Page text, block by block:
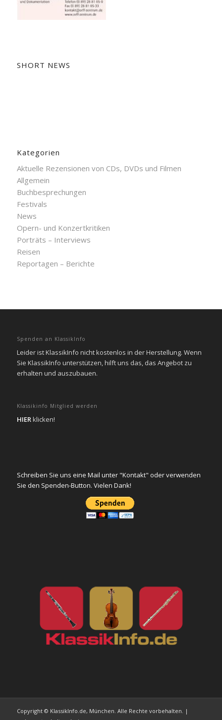
SHORT NEWS
Kategorien
Aktuelle Rezensionen von CDs, DVDs und Filmen
Allgemein
Buchbesprechungen
Festivals
News
Opern- und Konzertkritiken
Porträts – Interviews
Reisen
Reportagen – Berichte
Spenden an KlassikInfo
Leider ist KlassikInfo nicht kostenlos in der Herstellung. Wenn
Sie KlassikInfo unterstützen, hilft uns das, das Angebot zu
erhalten und auszubauen.
Klassikinfo Mitglied werden
HIERklicken!
Schreiben Sie uns eine Mail unter "Kontakt" oder verwenden
Sie den Spenden-Button. Vielen Dank!
Copyright © KlassikInfo.de, München. Alle Rechte vorbehalten. |